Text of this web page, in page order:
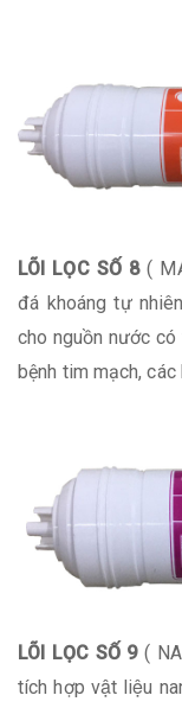
LÕI LỌC SỐ 8(
đá khoáng tự
cho nguồn nước
bệnh tim mạch,
LÕI LỌC SỐ 9(
tích hợp vật liệu